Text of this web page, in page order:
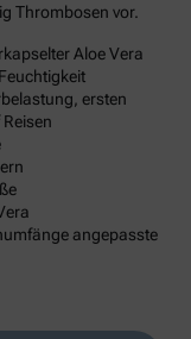
Thrombosen vor.
Aloe Vera
ersten
angepasste